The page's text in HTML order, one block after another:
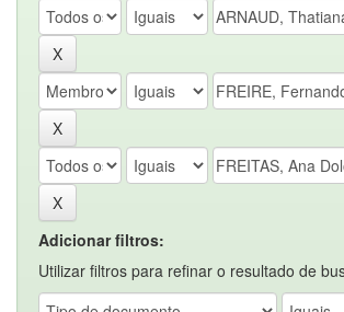
Adicionar filtros:
Utilizar filtros para refinar o resultado de